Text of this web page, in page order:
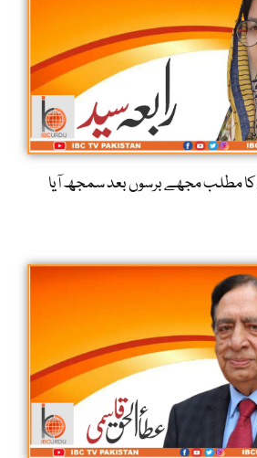
کا مطلب مجھے برسوں بعد سمجھ آیا